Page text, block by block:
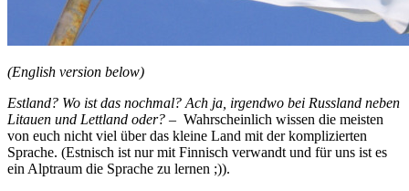
(English version below)
Estland? Wo ist das nochmal? Ach ja, irgendwo bei Russland neben
Litauen und Lettland oder? – Wahrscheinlich wissen die meisten
von euch nicht viel über das kleine Land mit der komplizierten
Sprache. (Estnisch ist nur mit Finnisch verwandt und für uns ist es
ein Alptraum die Sprache zu lernen ;)).